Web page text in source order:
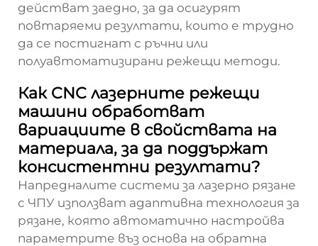
действат заедно, за да осигурят
повтаряеми резултати, които е трудно
да се постигнат с ръчни или
полуавтоматизирани режещи методи.
Как CNC лазерните режещи
машини обработват
вариациите в свойствата на
материала, за да поддържат
консистентни резултати?
Напредналите системи за лазерно рязане
с ЧПУ използват адаптивна технология за
рязане, която автоматично настройва
параметрите въз основа на обратна